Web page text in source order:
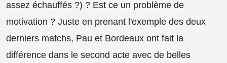
assez échauffés ?) ? Est ce un problème de
motivation ? Juste en prenant l'exemple des deux
derniers matchs, Pau et Bordeaux ont fait la
différence dans le second acte avec de belles